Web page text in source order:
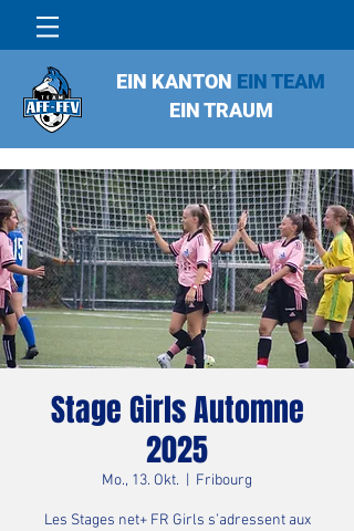
EIN KANTON EIN TEAM
EIN TRAUM
Stage Girls Automne
2025
Mo., 13. Okt. Fribourg
Les Stages net+ FR Girls s’adressent aux